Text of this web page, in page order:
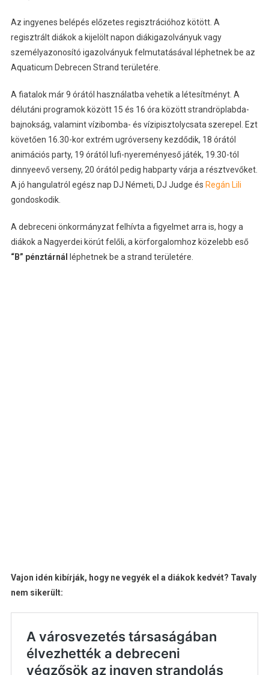
Az ingyenes belépés előzetes regisztrációhoz kötött. A
regisztrált diákok a kijelölt napon diákigazolványuk vagy
személyazonosító igazolványuk felmutatásával léphetnek be az
Aquaticum Debrecen Strand területére.
A fiatalok már 9 órától használatba vehetik a létesítményt. A
délutáni programok között 15 és 16 óra között strandröplabda-
bajnokság, valamint vízibomba- és vízipisztolycsata szerepel. Ezt
követően 16.30-kor extrém ugróverseny kezdődik, 18 órától
animációs party, 19 órától lufi-nyereményeső játék, 19.30-tól
dinnyeevő verseny, 20 órától pedig habparty várja a résztvevőket.
A jó hangulatról egész nap DJ Németi, DJ Judge és Regán Lili
gondoskodik.
A debreceni önkormányzat felhívta a figyelmet arra is, hogy a
diákok a Nagyerdei körút felőli, a körforgalomhoz közelebb eső
“B” pénztárnál léphetnek be a strand területére.
Vajon idén kibírják, hogy ne vegyék el a diákok kedvét? Tavaly
nem sikerült: